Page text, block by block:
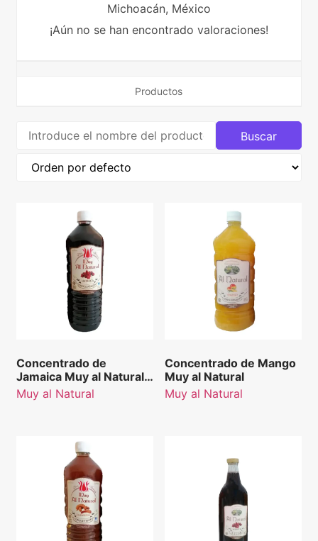
Michoacán, México
¡Aún no se han encontrado valoraciones!
Productos
Concentrado de
Jamaica Muy al Natural 1
L.
Muy al Natural
Concentrado de Mango
Muy al Natural
Muy al Natural